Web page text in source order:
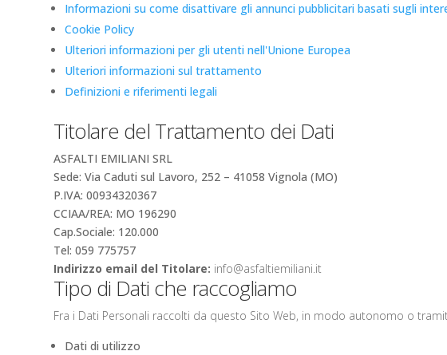
Informazioni su come disattivare gli annunci pubblicitari basati sugli
Cookie Policy
Ulteriori informazioni per gli utenti nell'Unione Europea
Ulteriori informazioni sul trattamento
Definizioni e riferimenti legali
Titolare del Trattamento dei Dati
ASFALTI EMILIANI SRL
Sede: Via Caduti sul Lavoro, 252 – 41058 Vignola (MO)
P.IVA: 00934320367
CCIAA/REA: MO 196290
Cap.Sociale: 120.000
Tel: 059 775757
Indirizzo email del Titolare: info@asfaltiemiliani.it
Tipo di Dati che raccogliamo
Fra i Dati Personali raccolti da questo Sito Web, in modo autonomo o
Dati di utilizzo